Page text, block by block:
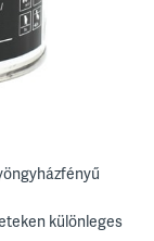
különleges